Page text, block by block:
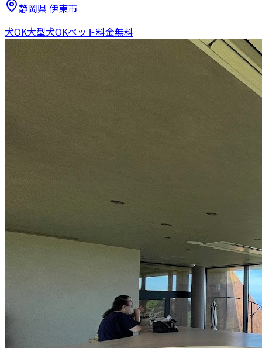
静岡県 伊東市
犬OK大型犬OKペット料金無料